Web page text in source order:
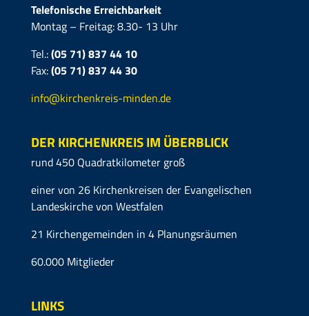
Telefonische Erreichbarkeit
Montag – Freitag: 8.30- 13 Uhr
Tel.:(05 71) 837 44 10
Fax:(05 71)837 44 30
info@kirchenkreis-minden.de
DER KIRCHENKREIS IM ÜBERBLICK
rund 450 Quadratkilometer groß
einer von 26 Kirchenkreisen der Evangelischen
Landeskirche von Westfalen
21 Kirchengemeinden in 4 Planungsräumen
60.000 Mitglieder
LINKS